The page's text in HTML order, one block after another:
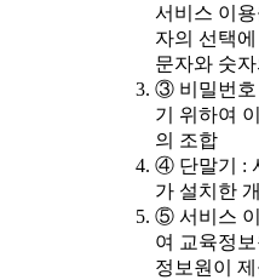
서비스 이
자의 선택
문자와 숫
③ 비밀번호
기 위하여
의 조합
④ 단말기 :
가 설치한
⑤ 서비스
여 교육정
정보원이